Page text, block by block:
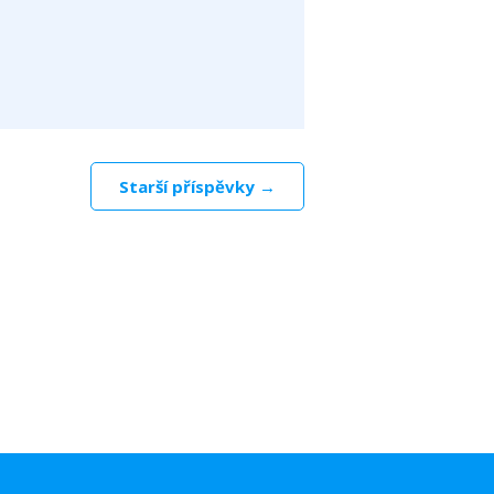
Starší příspěvky →